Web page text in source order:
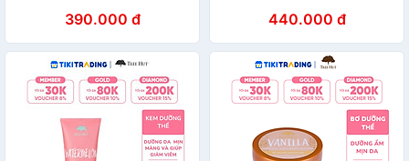
390.000 đ 440.000 đ